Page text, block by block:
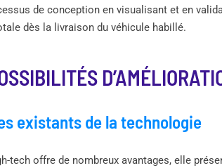
de conception en visualisant et en
dès la livraison du véhicule habillé.
existants de la technologie
tech offre de nombreux avantages, elle